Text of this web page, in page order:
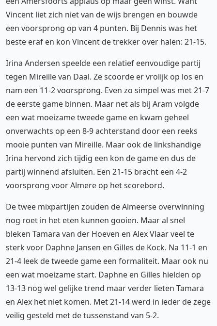
Vincent liet zich niet van de wijs brengen en bouwde
een voorsprong op van 4 punten. Bij Dennis was het
beste eraf en kon Vincent de trekker over halen: 21-15.
Irina Andersen speelde een relatief eenvoudige partij
tegen Mireille van Daal. Ze scoorde er vrolijk op los en
nam een 11-2 voorsprong. Even zo simpel was met 21-7
de eerste game binnen. Maar net als bij Aram volgde
een wat moeizame tweede game en kwam geheel
onverwachts op een 8-9 achterstand door een reeks
mooie punten van Mireille. Maar ook de linkshandige
Irina hervond zich tijdig een kon de game en dus de
partij winnend afsluiten. Een 21-15 bracht een 4-2
voorsprong voor Almere op het scorebord.
De twee mixpartijen zouden de Almeerse overwinning
nog roet in het eten kunnen gooien. Maar al snel
bleken Tamara van der Hoeven en Alex Vlaar veel te
sterk voor Daphne Jansen en Gilles de Kock. Na 11-1 en
21-4 leek de tweede game een formaliteit. Maar ook nu
een wat moeizame start. Daphne en Gilles hielden op
13-13 nog wel gelijke trend maar verder lieten Tamara
en Alex het niet komen. Met 21-14 werd in ieder de zege
veilig gesteld met de tussenstand van 5-2.